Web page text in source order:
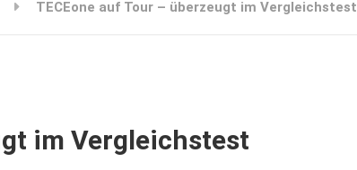
TECEone auf Tour – überzeugt im Vergleichstest
im Vergleichstest